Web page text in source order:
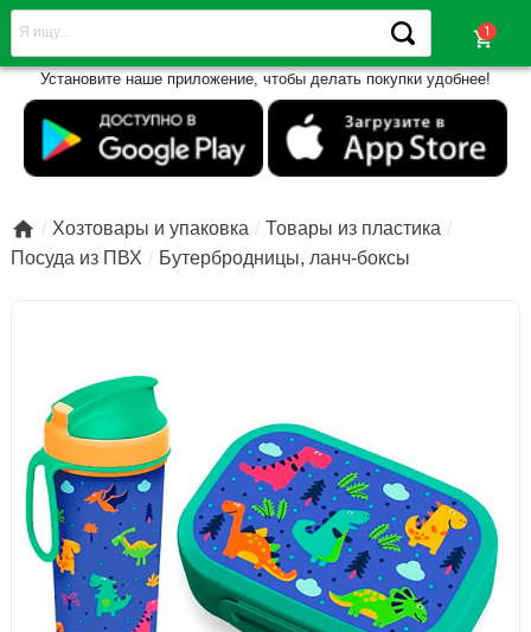
shopping_cart
Установите наше приложение, чтобы делать покупки удобнее!
 Хозтовары и упаковка
Товары из пластика
Посуда из ПВХ
Бутербродницы, ланч-боксы